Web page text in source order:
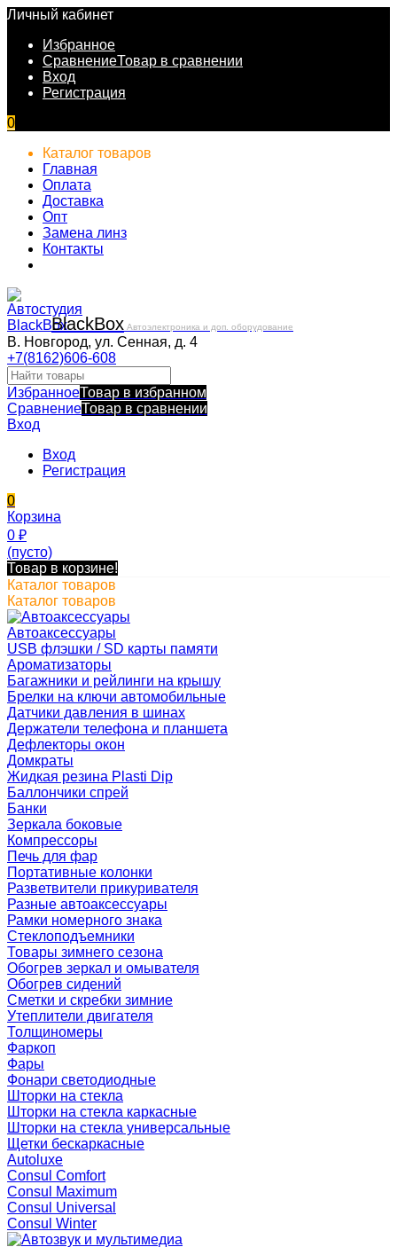
Личный кабинет
Избранное
СравнениеТовар в сравнении
Вход
Регистрация
0
Каталог товаров
Главная
Оплата
Доставка
Опт
Замена линз
Контакты
BlackBox Автоэлектроника и доп. оборудование
В. Новгород, ул. Сенная, д. 4
+7(8162)606-608
ИзбранноеТовар в избранном
СравнениеТовар в сравнении
Вход
Вход
Регистрация
0
Корзина
0 ₽
(пусто)
Товар в корзине!
Каталог товаров
Каталог товаров
Автоаксессуары
USB флэшки / SD карты памяти
Ароматизаторы
Багажники и рейлинги на крышу
Брелки на ключи автомобильные
Датчики давления в шинах
Держатели телефона и планшета
Дефлекторы окон
Домкраты
Жидкая резина Plasti Dip
Баллончики спрей
Банки
Зеркала боковые
Компрессоры
Печь для фар
Портативные колонки
Разветвители прикуривателя
Разные автоаксессуары
Рамки номерного знака
Стеклоподъемники
Товары зимнего сезона
Обогрев зеркал и омывателя
Обогрев сидений
Сметки и скребки зимние
Утеплители двигателя
Толщиномеры
Фаркоп
Фары
Фонари светодиодные
Шторки на стекла
Шторки на стекла каркасные
Шторки на стекла универсальные
Щетки бескаркасные
Autoluxe
Consul Comfort
Consul Maximum
Consul Universal
Consul Winter